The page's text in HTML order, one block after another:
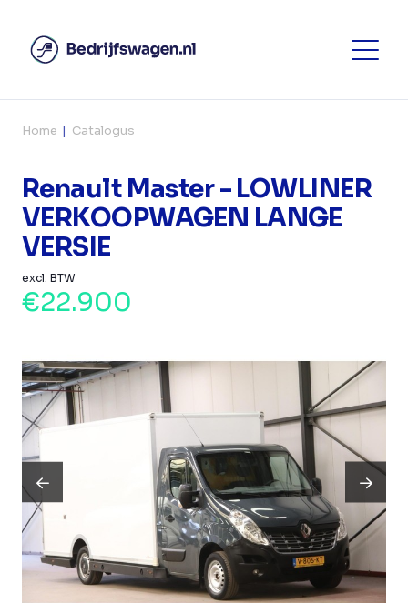
Home Catalogus
Renault Master - LOWLINER
VERKOOPWAGEN LANGE
VERSIE
excl. BTW
€22.900